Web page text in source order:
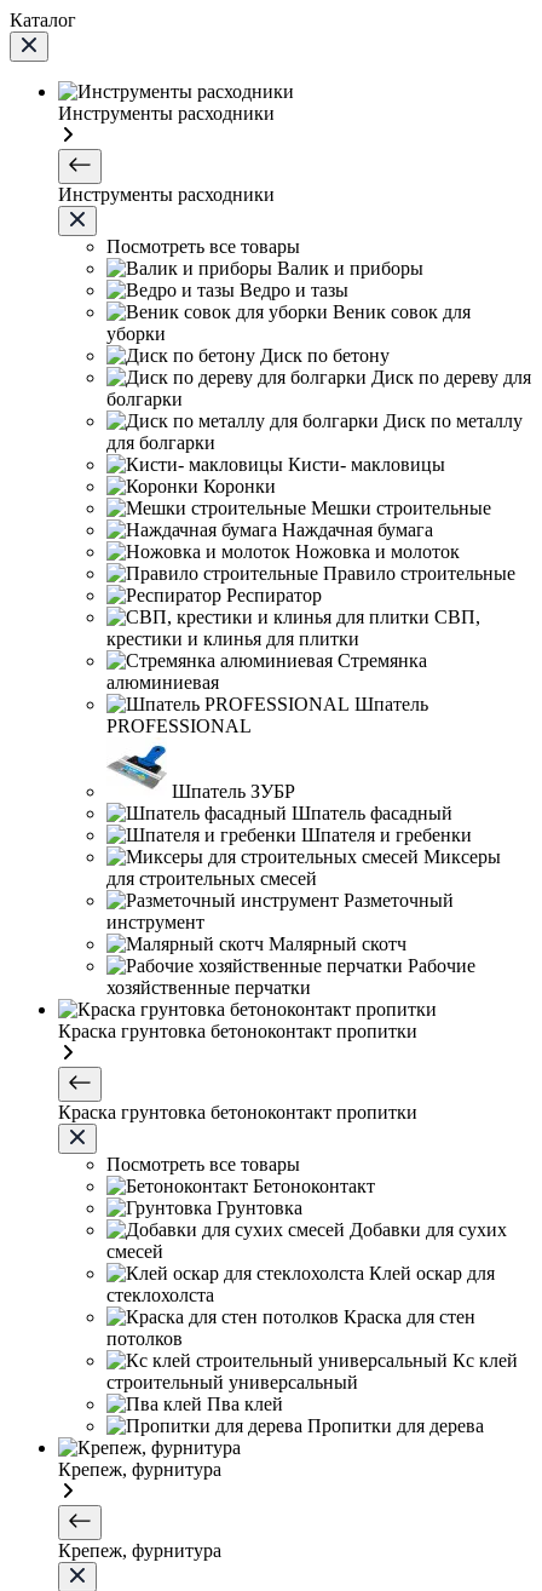
Каталог
Инструменты расходники
Инструменты расходники
Посмотреть все товары
Валик и приборы
Ведро и тазы
Веник совок для
уборки
Диск по бетону
Диск по дереву для
болгарки
Диск по металлу
для болгарки
Кисти- макловицы
Коронки
Мешки строительные
Наждачная бумага
Ножовка и молоток
Правило строительные
Респиратор
СВП,
крестики и клинья для плитки
Стремянка
алюминиевая
Шпатель
PROFESSIONAL
Шпатель ЗУБР
Шпатель фасадный
Шпателя и гребенки
Миксеры
для строительных смесей
Разметочный
инструмент
Малярный скотч
Рабочие
хозяйственные перчатки
Краска грунтовка бетоноконтакт пропитки
Краска грунтовка бетоноконтакт пропитки
Посмотреть все товары
Бетоноконтакт
Грунтовка
Добавки для сухих
смесей
Клей оскар для
стеклохолста
Краска для стен
потолков
Кс клей
строительный универсальный
Пва клей
Пропитки для дерева
Крепеж, фурнитура
Крепеж, фурнитура